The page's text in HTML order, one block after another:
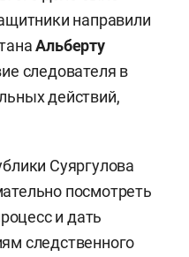
направили
Альберту
следователя в
действий,
Суяргулова
посмотреть
и дать
следственного